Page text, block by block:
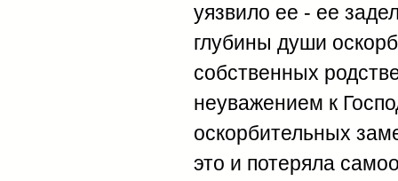
уязвило ее - ее
глубины души
собственных
неуважением к
оскорбительных
это и потеряла